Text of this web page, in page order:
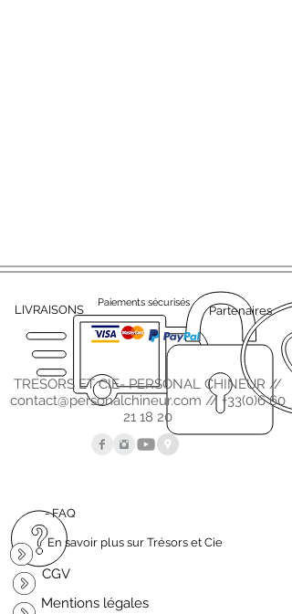
LIVRAISONS
Paiements sécurisés
Partenaires
TRESORS ET CIE- PERSONAL CHINEUR //
contact@personalchineur.com // +33(0)6 60
21 18 20
- FAQ
En savoir plus sur Trésors et Cie
CGV
Mentions légales